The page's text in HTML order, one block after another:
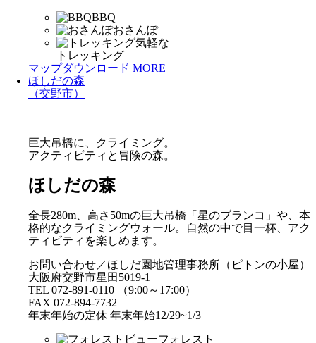
BBQ
おさんぽ
気軽な
トレッキング
マップダウンロード MORE
ほしだの森
（交野市）
巨大吊橋に、クライミング。
アクティビティと冒険の森。
ほしだの森
全長280m、高さ50mの巨大吊橋「星のブランコ」や、本
格的なクライミングウォール。自然の中で目一杯、アク
ティビティを楽しめます。
お問い合わせ／ほしだ園地管理事務所（ピトンの小屋）
大阪府交野市星田5019-1
TEL 072-891-0110 （9:00～17:00）
FAX 072-894-7732
年末年始の定休 年末年始12/29~1/3
フォレスト